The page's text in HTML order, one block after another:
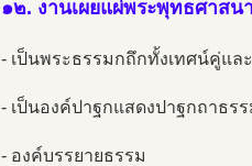
๑๒. งานเผยแผ่พระพุทธศาสน
- เป็นพระธรรมกถึกทั้งเทศน์คู่แล
- เป็นองค์ปาฐกแสดงปาฐกถาธร
- องค์บรรยายธรรม